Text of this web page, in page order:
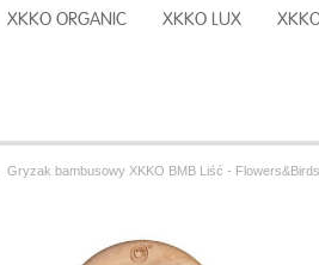
XKKO ORGANIC XKKO LUX
Gryzak bambusowy XKKO BMB Liść -